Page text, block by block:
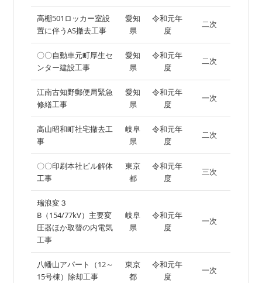
高棚501ロッカー室設
置に伴うAS撤去工事
愛知
県
令和元年
度
二次
〇〇自動車元町厚生セ
ンター建設工事
愛知
県
令和元年
度
二次
江南古知野郵便局緊急
修繕工事
愛知
県
令和元年
度
一次
高山昭和町社宅撤去工
事
岐阜
県
令和元年
度
二次
〇〇印刷本社ビル解体
工事
東京
都
令和元年
度
三次
瑞浪変３
B（154/77kV）主要変
圧器ほか取替の内電気
工事
岐阜
県
令和元年
度
一次
八幡山アパート（12～
15号棟）除却工事
東京
都
令和元年
度
一次